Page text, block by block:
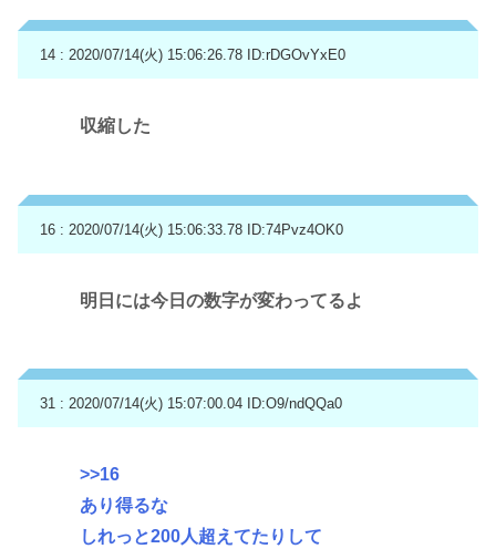
14 : 2020/07/14(火) 15:06:26.78 ID:rDGOvYxE0
収縮した
16 : 2020/07/14(火) 15:06:33.78 ID:74Pvz4OK0
明日には今日の数字が変わってるよ
31 : 2020/07/14(火) 15:07:00.04 ID:O9/ndQQa0
>>16
あり得るな
しれっと200人超えてたりして